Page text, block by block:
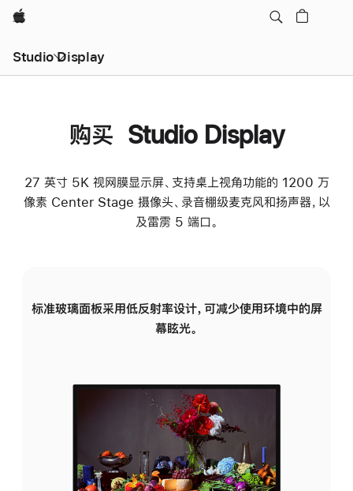
Apple
Studio Display
购买 Studio Display
27 英寸 5K 视网膜显示屏、支持桌上视角功能的 1200 万
像素 Center Stage 摄像头、录音棚级麦克风和扬声器，以
及雷雳 5 端口。
标准玻璃面板采用低反射率设计，可减少使用环境中的屏
幕眩光。